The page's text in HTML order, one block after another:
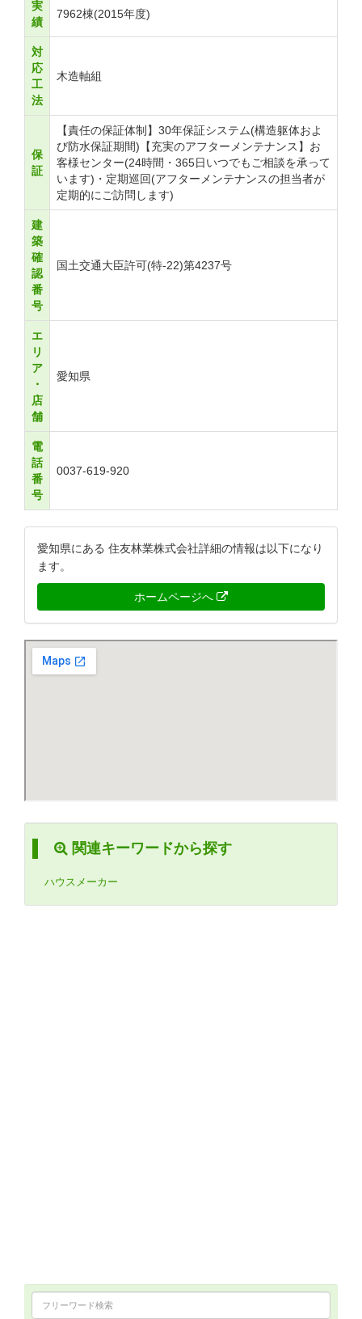
実
績
7962棟(2015年度)
対
応
工
法
木造軸組
保
証
【責任の保証体制】30年保証システム(構造躯体およ
び防水保証期間)【充実のアフターメンテナンス】お
客様センター(24時間・365日いつでもご相談を承って
います)・定期巡回(アフターメンテナンスの担当者が
定期的にご訪問します)
建
築
確
認
番
号
国土交通大臣許可(特-22)第4237号
エ
リ
ア
・
店
舗
愛知県
電
話
番
号
0037-619-920
愛知県にある 住友林業株式会社詳細の情報は以下になり
ます。
ホームページへ
関連キーワードから探す
ハウスメーカー